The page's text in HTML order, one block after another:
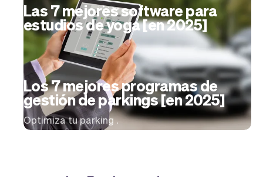
Las 7 mejores software para
estudios de yoga [en 2025]
Los 7 mejores programas de
gestión de parkings [en 2025]
Optimiza tu parking .